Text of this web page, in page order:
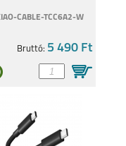
CABLE-TCC6A2-W
Bruttó: 5 490 Ft